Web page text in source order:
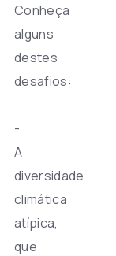
Conheça
alguns
destes
desafios:
-
A
diversidade
climática
atípica,
que